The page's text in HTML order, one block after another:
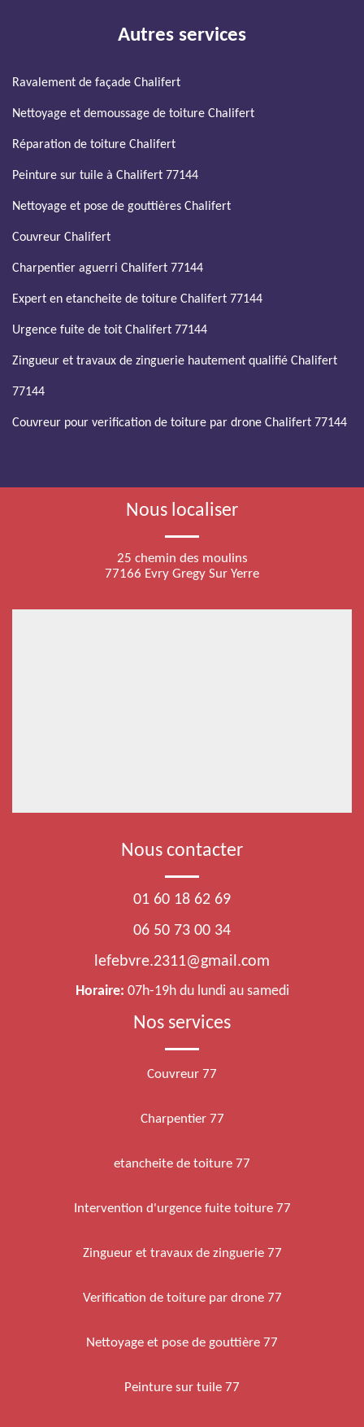
Autres services
Ravalement de façade Chalifert
Nettoyage et demoussage de toiture Chalifert
Réparation de toiture Chalifert
Peinture sur tuile à Chalifert 77144
Nettoyage et pose de gouttières Chalifert
Couvreur Chalifert
Charpentier aguerri Chalifert 77144
Expert en etancheite de toiture Chalifert 77144
Urgence fuite de toit Chalifert 77144
Zingueur et travaux de zinguerie hautement qualifié Chalifert
77144
Couvreur pour verification de toiture par drone Chalifert 77144
Nous localiser
25 chemin des moulins
77166 Evry Gregy Sur Yerre
Nous contacter
01 60 18 62 69
06 50 73 00 34
lefebvre.2311@gmail.com
Horaire: 07h-19h du lundi au samedi
Nos services
Couvreur 77
Charpentier 77
etancheite de toiture 77
Intervention d'urgence fuite toiture 77
Zingueur et travaux de zinguerie 77
Verification de toiture par drone 77
Nettoyage et pose de gouttière 77
Peinture sur tuile 77